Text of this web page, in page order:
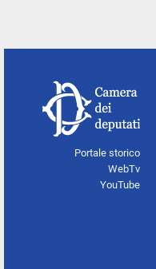
Portale storico
WebTv
YouTube